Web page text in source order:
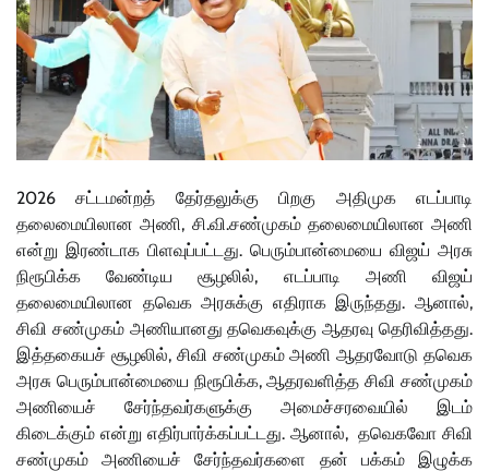
2026 சட்டமன்றத் தேர்தலுக்கு பிறகு அதிமுக எடப்பாடி
தலைமையிலான அணி, சி.வி.சண்முகம் தலைமையிலான அணி
என்று இரண்டாக பிளவுப்பட்டது. பெரும்பான்மையை விஜய் அரசு
நிரூபிக்க வேண்டிய சூழலில், எடப்பாடி அணி விஜய்
தலைமையிலான தவெக அரசுக்கு எதிராக இருந்தது. ஆனால்,
சிவி சண்முகம் அணியானது தவெகவுக்கு ஆதரவு தெரிவித்தது.
இத்தகையச் சூழலில், சிவி சண்முகம் அணி ஆதரவோடு தவெக
அரசு பெரும்பான்மையை நிரூபிக்க, ஆதரவளித்த சிவி சண்முகம்
அணியைச் சேர்ந்தவர்களுக்கு அமைச்சரவையில் இடம்
கிடைக்கும் என்று எதிர்பார்க்கப்பட்டது. ஆனால், தவெகவோ சிவி
சண்முகம் அணியைச் சேர்ந்தவர்களை தன் பக்கம் இழுக்க